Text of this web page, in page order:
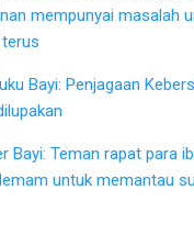
mempunyai masalah
Bayi: Penjagaan
Bayi: Teman rapat para
untuk memantau